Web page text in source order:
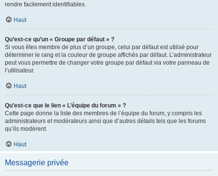
rendre facilement identifiables.
Haut
Qu’est-ce qu’un « Groupe par défaut » ?
Si vous êtes membre de plus d’un groupe, celui par défaut est utilisé pour
déterminer le rang et la couleur de groupe affichés par défaut. L’administrateur
peut vous permettre de changer votre groupe par défaut via votre panneau de
l’utilisateur.
Haut
Qu’est-ce que le lien « L’équipe du forum » ?
Cette page donne la liste des membres de l’équipe du forum, y compris les
administrateurs et modérateurs ainsi que d’autres détails tels que les forums
qu’ils modèrent.
Haut
Messagerie privée